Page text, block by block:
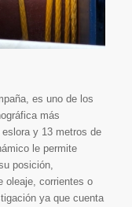
es uno de los
más
y 13 metros de
le permite
posición,
oleaje, corrientes o
ya que cuenta